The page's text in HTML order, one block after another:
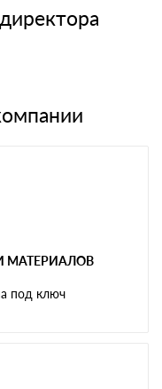
самовывоза.
МАТЕРИАЛОВ
под ключ